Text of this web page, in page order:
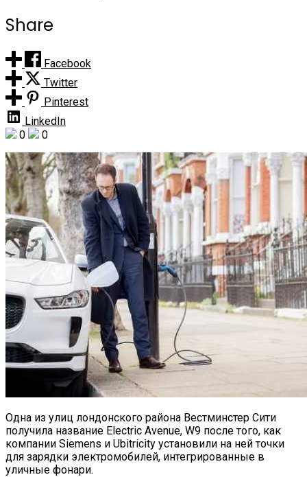
Share
Facebook
Twitter
Pinterest
LinkedIn
0
0
Одна из улиц лондонского района Вестминстер Сити
получила название Electric Avenue, W9 после того, как
компании Siemens и Ubitricity установили на ней точки
для зарядки электромобилей, интегрированные в
уличные фонари.